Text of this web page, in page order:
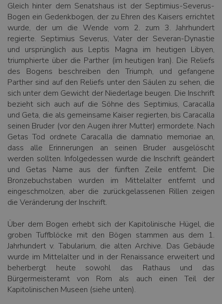
Gleich hinter dem Senatshaus ist der Septimius-Severus-
Bogen ein Gedenkbogen, der zu Ehren des Kaisers errichtet
wurde, der um die Wende vom 2. zum 3. Jahrhundert
regierte. Septimius Severus, Vater der Severan-Dynastie
und ursprünglich aus Leptis Magna im heutigen Libyen,
triumphierte über die Parther (im heutigen Iran). Die Reliefs
des Bogens beschreiben den Triumph, und gefangene
Parther sind auf den Reliefs unter den Säulen zu sehen, die
sich unter dem Gewicht der Niederlage beugen. Die Inschrift
bezieht sich auch auf die Söhne des Septimius, Caracalla
und Geta, die als gemeinsame Kaiser regierten, bis Caracalla
seinen Bruder (vor den Augen ihrer Mutter) ermordete. Nach
Getas Tod ordnete Caracalla die damnatio memoriae an,
dass alle Erinnerungen an seinen Bruder ausgelöscht
werden sollten. Infolgedessen wurde die Inschrift geändert
und Getas Name aus der fünften Zeile entfernt. Die
Bronzebuchstaben wurden im Mittelalter entfernt und
eingeschmolzen, aber die zurückgelassenen Rillen zeigen
die Veränderung der Inschrift.
Über dem Bogen erhebt sich der Kapitolinische Hügel, die
groben Tuffblöcke mit den Bögen stammen aus dem 1.
Jahrhundert v. Tabularium, die alten Archive. Das Gebäude
wurde im Mittelalter und in der Renaissance erweitert und
beherbergt heute sowohl das Rathaus und das
Bürgermeisteramt von Rom als auch einen Teil der
Kapitolinischen Museen (siehe unten).